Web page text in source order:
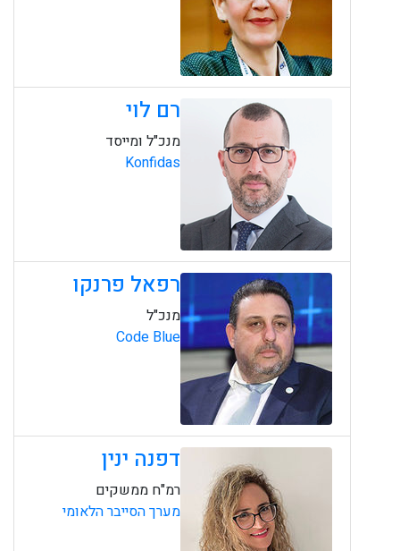
רם לוי
מנכ"ל ומייסד
Konfidas
רפאל פרנקו
מנכ"ל
Code Blue
דפנה ינין
רמ"ח ממשקים
מערך הסייבר הלאומי